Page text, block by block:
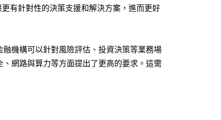
有針對性的決策支援和解決方案，進而更好
機構可以針對風險評估、投資決策等業務場
網路與算力等方面提出了更高的要求。這需